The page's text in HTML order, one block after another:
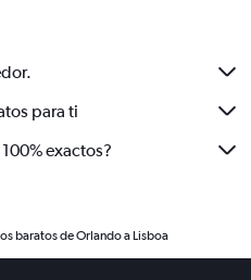
para ti
exactos?
baratos de Orlando a Lisboa